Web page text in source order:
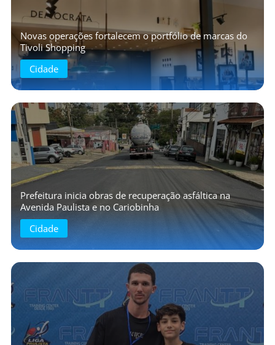
Novas operações fortalecem o portfólio de marcas do
Tivoli Shopping
Cidade
Prefeitura inicia obras de recuperação asfáltica na
Avenida Paulista e no Cariobinha
Cidade